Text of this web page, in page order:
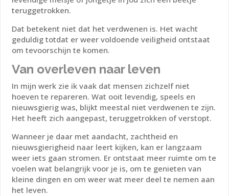
teruggetrokken.
Dat betekent niet dat het verdwenen is. Het wacht
geduldig totdat er weer voldoende veiligheid ontstaat
om tevoorschijn te komen.
Van overleven naar leven
In mijn werk zie ik vaak dat mensen zichzelf niet
hoeven te repareren. Wat ooit levendig, speels en
nieuwsgierig was, blijkt meestal niet verdwenen te zijn.
Het heeft zich aangepast, teruggetrokken of verstopt.
Wanneer je daar met aandacht, zachtheid en
nieuwsgierigheid naar leert kijken, kan er langzaam
weer iets gaan stromen. Er ontstaat meer ruimte om te
voelen wat belangrijk voor je is, om te genieten van
kleine dingen en om weer wat meer deel te nemen aan
het leven.